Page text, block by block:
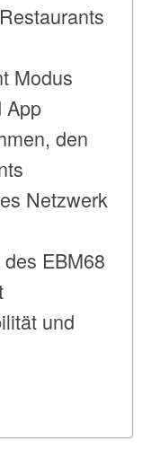
Modus
App
den
Netzwerk
EBM68
und